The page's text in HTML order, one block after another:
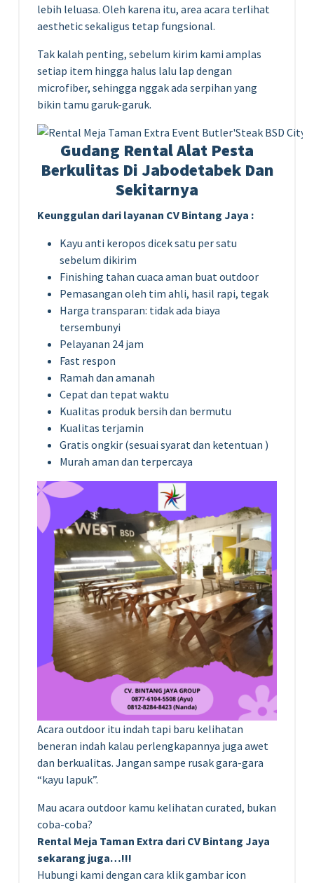
lebih leluasa. Oleh karena itu, area acara terlihat
aesthetic sekaligus tetap fungsional.
Tak kalah penting, sebelum kirim kami amplas
setiap item hingga halus lalu lap dengan
microfiber, sehingga nggak ada serpihan yang
bikin tamu garuk-garuk.
Gudang Rental Alat Pesta
Berkulitas Di Jabodetabek Dan
Sekitarnya
Keunggulan dari layanan CV Bintang Jaya :
Kayu anti keropos dicek satu per satu
sebelum dikirim
Finishing tahan cuaca aman buat outdoor
Pemasangan oleh tim ahli, hasil rapi, tegak
Harga transparan: tidak ada biaya
tersembunyi
Pelayanan 24 jam
Fast respon
Ramah dan amanah
Cepat dan tepat waktu
Kualitas produk bersih dan bermutu
Kualitas terjamin
Gratis ongkir (sesuai syarat dan ketentuan )
Murah aman dan terpercaya
Acara outdoor itu indah tapi baru kelihatan
beneran indah kalau perlengkapannya juga awet
dan berkualitas. Jangan sampe rusak gara-gara
“kayu lapuk”.
Mau acara outdoor kamu kelihatan curated, bukan
coba-coba?
Rental Meja Taman Extra dari CV Bintang Jaya
sekarang juga…!!!
Hubungi kami dengan cara klik gambar icon